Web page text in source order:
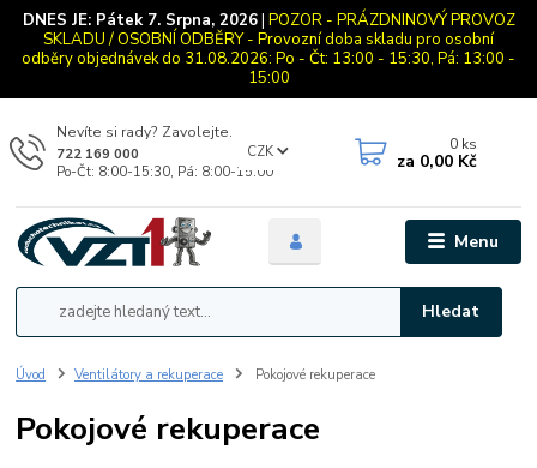
DNES JE: Pátek 7. Srpna, 2026| POZOR - PRÁZDNINOVÝ PROVOZ
SKLADU / OSOBNÍ ODBĚRY - Provozní doba skladu pro osobní
odběry objednávek do 31.08.2026: Po - Čt: 13:00 - 15:30, Pá: 13:00 -
15:00
Menu
CZK
Hledat
Nevíte si rady? Zavolejte.
722 169 000
Po-Čt: 8:00-15:30, Pá: 8:00-15:00
0 ks
za 0,00 Kč
Úvod Ventilátory a rekuperace Pokojové rekuperace
Pokojové rekuperace